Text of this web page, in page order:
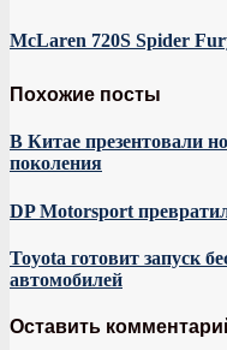
McLaren 720S Spider
Похожие посты
В Китае презентовали
поколения
DP Motorsport
Toyota готовит запуск
автомобилей
Оставить